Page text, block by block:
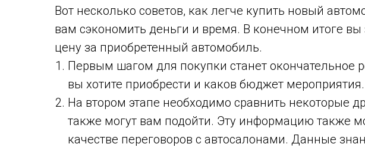
Вот несколько советов, как легче купить новый
вам сэкономить деньги и время. В конечном итоге вы
цену за приобретенный автомобиль.
Первым шагом для покупки станет окончательное
вы хотите приобрести и каков бюджет мероприятия.
На втором этапе необходимо сравнить некоторые
также могут вам подойти. Эту информацию также
качестве переговоров с автосалонами. Данные